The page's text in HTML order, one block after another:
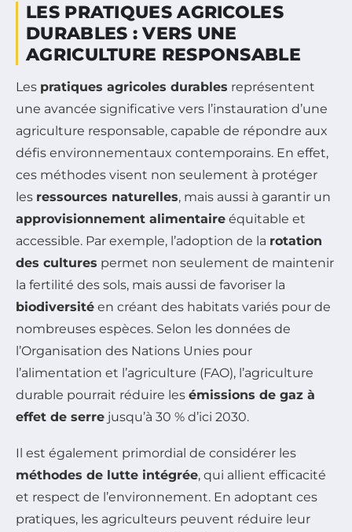
LES PRATIQUES AGRICOLES
DURABLES : VERS UNE
AGRICULTURE RESPONSABLE
Les pratiques agricoles durables représentent
une avancée significative vers l’instauration d’une
agriculture responsable, capable de répondre aux
défis environnementaux contemporains. En effet,
ces méthodes visent non seulement à protéger
les ressources naturelles, mais aussi à garantir un
approvisionnement alimentaire équitable et
accessible. Par exemple, l’adoption de la rotation
des cultures permet non seulement de maintenir
la fertilité des sols, mais aussi de favoriser la
biodiversité en créant des habitats variés pour de
nombreuses espèces. Selon les données de
l’Organisation des Nations Unies pour
l’alimentation et l’agriculture (FAO), l’agriculture
durable pourrait réduire les émissions de gaz à
effet de serre jusqu’à 30 % d’ici 2030.
Il est également primordial de considérer les
méthodes de lutte intégrée, qui allient efficacité
et respect de l’environnement. En adoptant ces
pratiques, les agriculteurs peuvent réduire leur